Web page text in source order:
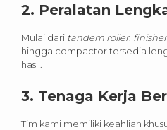
2. Peralatan
Mulai dari tandem roller, finisher
hingga compactor tersedia
hasil.
3. Tenaga Kerja
Tim kami memiliki keahlian